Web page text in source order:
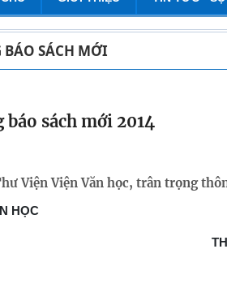
BÁO SÁCH MỚI
báo sách mới 2014
Viện Viện Văn học, trân trọng
VĂN HỌC